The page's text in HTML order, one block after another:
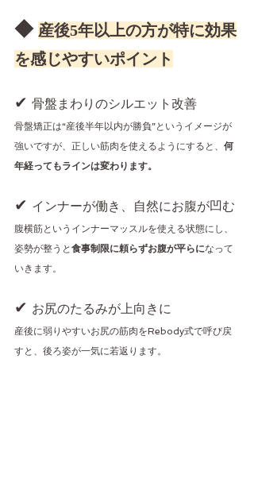
◆ 産後5年以上の方が特に効果
を感じやすいポイント
✔ 骨盤まわりのシルエット改善
骨盤矯正は“産後半年以内が勝負”というイメージが
強いですが、正しい筋肉を使えるようにすると、 何
年経ってもラインは変わります。
✔ インナーが働き、自然にお腹が凹む
腹横筋というインナーマッスルを使える状態にし、
姿勢が整うと 食事制限に頼らずお腹が平らになって
いきます。
✔ お尻のたるみが上向きに
産後に弱りやすいお尻の筋肉をRebody式で呼び戻
すと、後ろ姿が一気に若返ります。